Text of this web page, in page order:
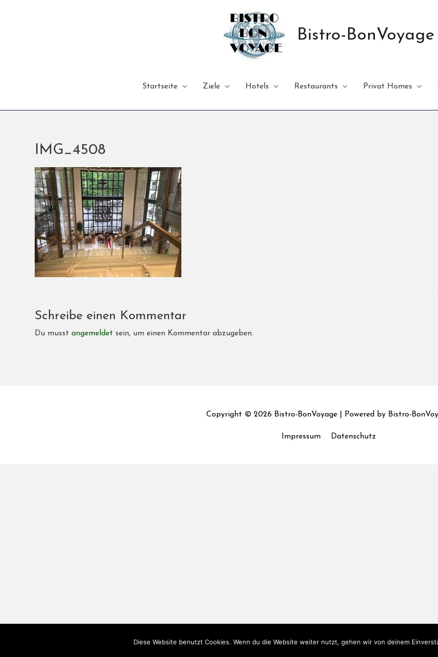
Bistro-BonVoyage
Startseite Ziele Hotels Restaurants Privat Homes
IMG_4508
Schreibe einen Kommentar
Du musst angemeldet sein, um einen Kommentar abzugeben.
Copyright © 2026 Bistro-BonVoyage| Powered by Bistro-
Impressum Datenschutz
Diese Website benutzt Cookies. Wenn du die Website weiter nutzt, gehen wir von deinem